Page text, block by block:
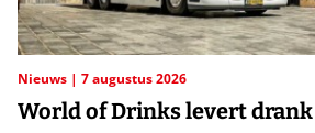
Nieuws 7 augustus 2026
World of Drinks levert drank